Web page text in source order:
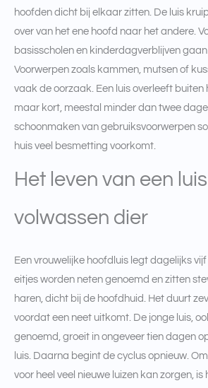
hoofden dicht bij elkaar zitten. De luis
over van het ene hoofd naar het andere.
basisscholen en kinderdagverblijven gaan
Voorwerpen zoals kammen, mutsen of
vaak de oorzaak. Een luis overleeft
maar kort, meestal minder dan twee
schoonmaken van gebruiksvoorwerpen
huis veel besmetting voorkomt.
Het leven van een
volwassen dier
Een vrouwelijke hoofdluis legt dagelijks
eitjes worden neten genoemd en zitten
haren, dicht bij de hoofdhuid. Het duurt
voordat een neet uitkomt. De jonge luis,
genoemd, groeit in ongeveer tien dagen
luis. Daarna begint de cyclus opnieuw.
voor heel veel nieuwe luizen kan zorgen,